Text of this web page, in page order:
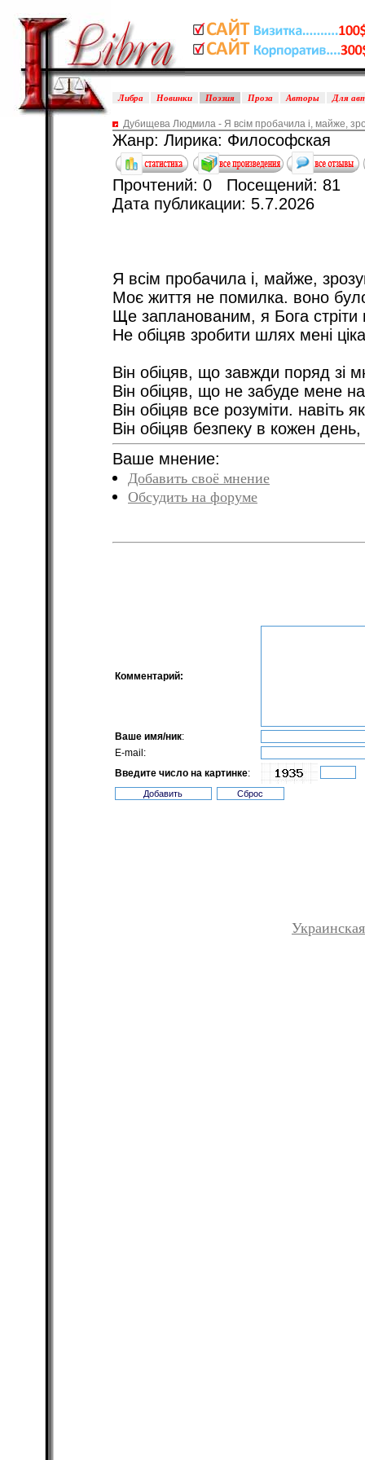
Либра Новинки Поэзия Проза Авторы Для
Дубищева Людмила - Я всім пробачила і, майже,
Жанр: Лирика: Философская
Прочтений: 0 Посещений: 81
Дата публикации: 5.7.2026
Я всім пробачила і, майже,
Моє життя не помилка. воно
Ще запланованим, я Бога стріти
Не обіцяв зробити шлях мені
Він обіцяв, що завжди поряд зі
Він обіцяв, що не забуде мене
Він обіцяв все розуміти. навіть
Він обіцяв безпеку в кожен
Ваше мнение:
Добавить своё мнение
Обсудить на форуме
Комментарий:
Ваше имя/ник:
E-mail:
Введите число на картинке: